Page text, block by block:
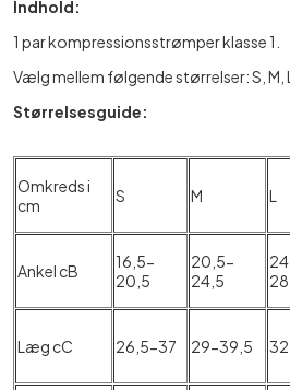
Indhold:
1 par kompressionsstrømper klasse 1.
Vælg mellem følgende størrelser: S, M, L,
Størrelsesguide:
Omkreds i
cm
S M L
Ankel cB
16,5-
20,5
20,5-
24,5
28
Læg cC 26,5-37 29-39,5